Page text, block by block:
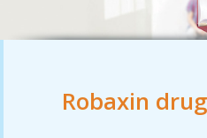
Robaxin